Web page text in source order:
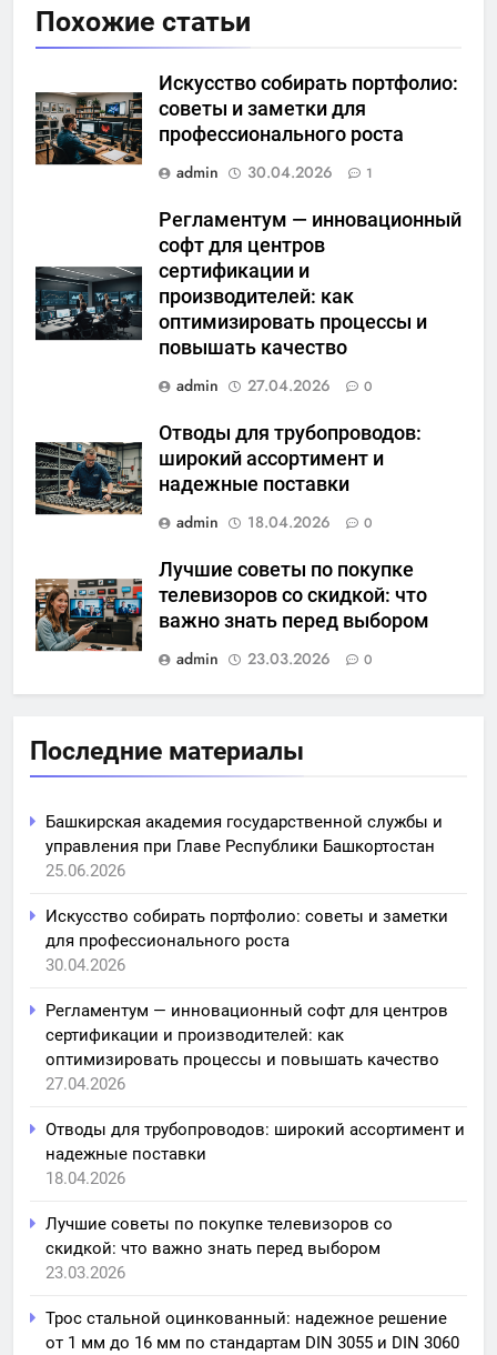
Похожие статьи
Искусство собирать портфолио:
советы и заметки для
профессионального роста
admin
30.04.2026 1
Регламентум — инновационный
софт для центров
сертификации и
производителей: как
оптимизировать процессы и
повышать качество
admin
27.04.2026 0
Отводы для трубопроводов:
широкий ассортимент и
надежные поставки
admin
18.04.2026 0
Лучшие советы по покупке
телевизоров со скидкой: что
важно знать перед выбором
admin
23.03.2026 0
Последние материалы
Башкирская академия государственной службы и
управления при Главе Республики Башкортостан
25.06.2026
Искусство собирать портфолио: советы и заметки
для профессионального роста
30.04.2026
Регламентум — инновационный софт для центров
сертификации и производителей: как
оптимизировать процессы и повышать качество
27.04.2026
Отводы для трубопроводов: широкий ассортимент и
надежные поставки
18.04.2026
Лучшие советы по покупке телевизоров со
скидкой: что важно знать перед выбором
23.03.2026
Трос стальной оцинкованный: надежное решение
от 1 мм до 16 мм по стандартам DIN 3055 и DIN 3060